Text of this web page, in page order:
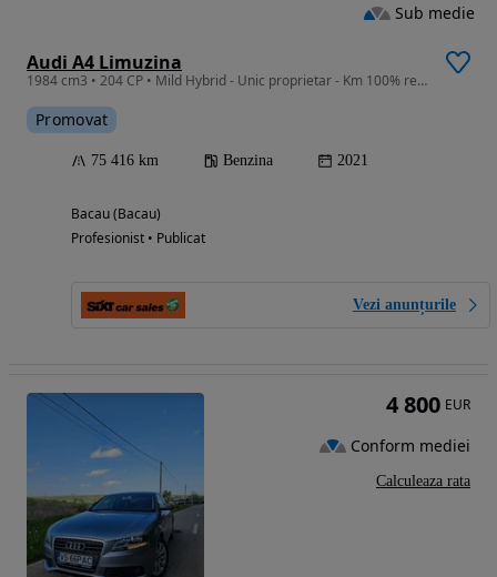
Audi A4 Limuzina
1984 cm3 • 204 CP • Mild Hybrid - Unic proprietar - Km 100% reali - TVA deductibil
Promovat
75 416 km Benzina 2021
Bacau (Bacau)
Profesionist • Publicat
Vezi anunțurile
Sub medie
4 800 EUR
Conform mediei
Calculeaza rata